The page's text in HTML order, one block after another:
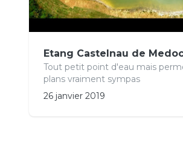
Etang Castelnau de
Tout petit point d'eau mais
plans vraiment sympas
26 janvier 2019